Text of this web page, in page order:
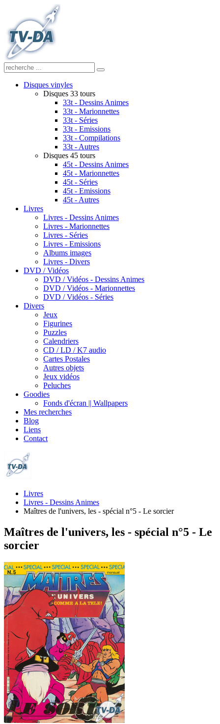
Disques vinyles
Disques 33 tours
33t - Dessins Animes
33t - Marionnettes
33t - Séries
33t - Emissions
33t - Compilations
33t - Autres
Disques 45 tours
45t - Dessins Animes
45t - Marionnettes
45t - Séries
45t - Emissions
45t - Autres
Livres
Livres - Dessins Animes
Livres - Marionnettes
Livres - Séries
Livres - Emissions
Albums images
Livres - Divers
DVD / Vidéos
DVD / Vidéos - Dessins Animes
DVD / Vidéos - Marionnettes
DVD / Vidéos - Séries
Divers
Jeux
Figurines
Puzzles
Calendriers
CD / LD / K7 audio
Cartes Postales
Autres objets
Jeux vidéos
Peluches
Goodies
Fonds d'écran || Wallpapers
Mes recherches
Blog
Liens
Contact
Livres
Livres - Dessins Animes
Maîtres de l'univers, les - spécial n°5 - Le sorcier
Maîtres de l'univers, les - spécial n°5 - Le
sorcier